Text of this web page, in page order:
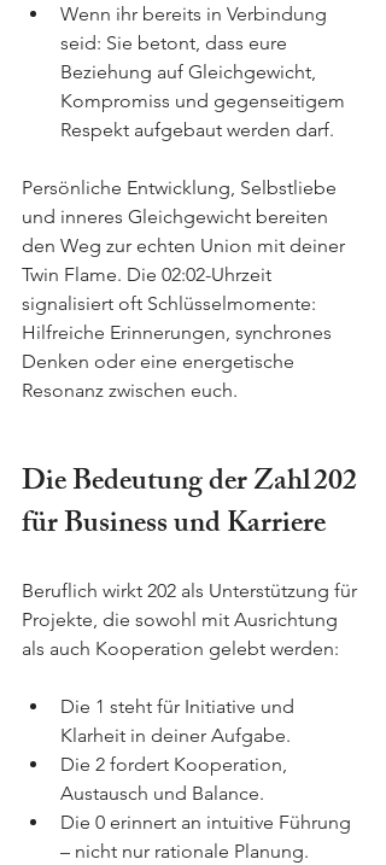
Wenn ihr bereits in Verbindung
seid: Sie betont, dass eure
Beziehung auf Gleichgewicht,
Kompromiss und gegenseitigem
Respekt aufgebaut werden darf.
Persönliche Entwicklung, Selbstliebe
und inneres Gleichgewicht bereiten
den Weg zur echten Union mit deiner
Twin Flame. Die 02:02-Uhrzeit
signalisiert oft Schlüsselmomente:
Hilfreiche Erinnerungen, synchrones
Denken oder eine energetische
Resonanz zwischen euch.
Die Bedeutung der Zahl 202
für Business und Karriere
Beruflich wirkt 202 als Unterstützung für
Projekte, die sowohl mit Ausrichtung
als auch Kooperation gelebt werden:
Die 1 steht für Initiative und
Klarheit in deiner Aufgabe.
Die 2 fordert Kooperation,
Austausch und Balance.
Die 0 erinnert an intuitive Führung
– nicht nur rationale Planung.